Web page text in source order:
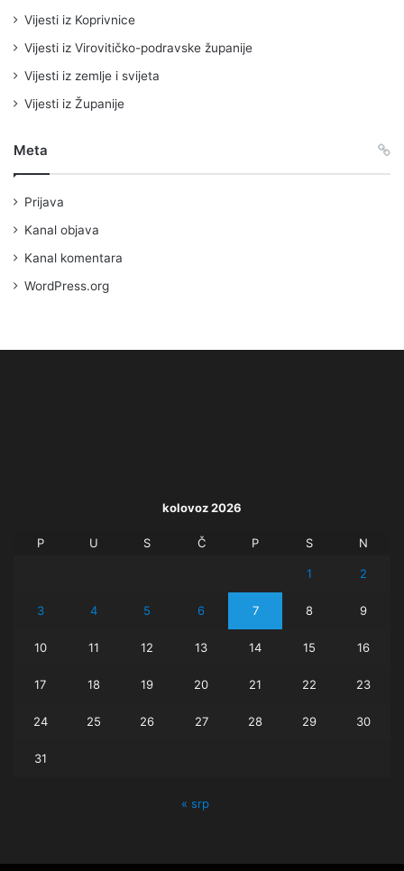
Vijesti iz Koprivnice
Vijesti iz Virovitičko-podravske županije
Vijesti iz zemlje i svijeta
Vijesti iz Županije
Meta
Prijava
Kanal objava
Kanal komentara
WordPress.org
kolovoz 2026
P U S Č P S N
1 2
3 4 5 6 7 8 9
10 11 12 13 14 15 16
17 18 19 20 21 22 23
24 25 26 27 28 29 30
31
« srp